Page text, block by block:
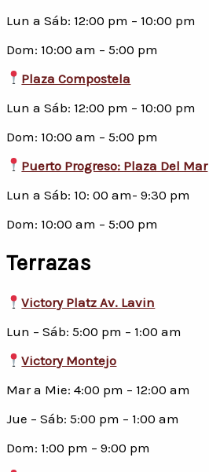
Lun a Sáb: 12:00 pm – 10:00 pm
Dom: 10:00 am – 5:00 pm
Plaza Compostela
Lun a Sáb: 12:00 pm – 10:00 pm
Dom: 10:00 am – 5:00 pm
Puerto Progreso: Plaza Del Mar
Lun a Sáb: 10: 00 am- 9:30 pm
Dom: 10:00 am – 5:00 pm
Terrazas
Victory Platz Av. Lavin
Lun – Sáb: 5:00 pm – 1:00 am
Victory Montejo
Mar a Mie: 4:00 pm – 12:00 am
Jue – Sáb: 5:00 pm – 1:00 am
Dom: 1:00 pm – 9:00 pm